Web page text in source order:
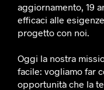
aggiornamento, 19
efficaci alle
progetto con noi.
Oggi la nostra
facile: vogliamo far
opportunità che la